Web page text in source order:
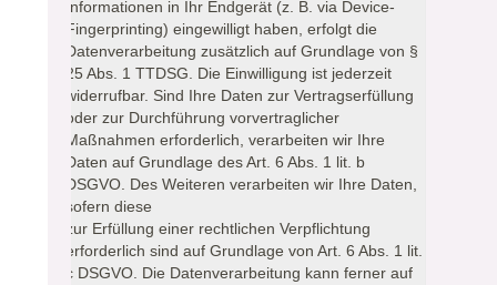
Informationen in Ihr Endgerät (z. B. via Device-
Fingerprinting) eingewilligt haben, erfolgt die
Datenverarbeitung zusätzlich auf Grundlage von §
25 Abs. 1 TTDSG. Die Einwilligung ist jederzeit
widerrufbar. Sind Ihre Daten zur Vertragserfüllung
oder zur Durchführung vorvertraglicher
Maßnahmen erforderlich, verarbeiten wir Ihre
Daten auf Grundlage des Art. 6 Abs. 1 lit. b
DSGVO. Des Weiteren verarbeiten wir Ihre Daten,
sofern diese
zur Erfüllung einer rechtlichen Verpflichtung
erforderlich sind auf Grundlage von Art. 6 Abs. 1 lit.
c DSGVO. Die Datenverarbeitung kann ferner auf